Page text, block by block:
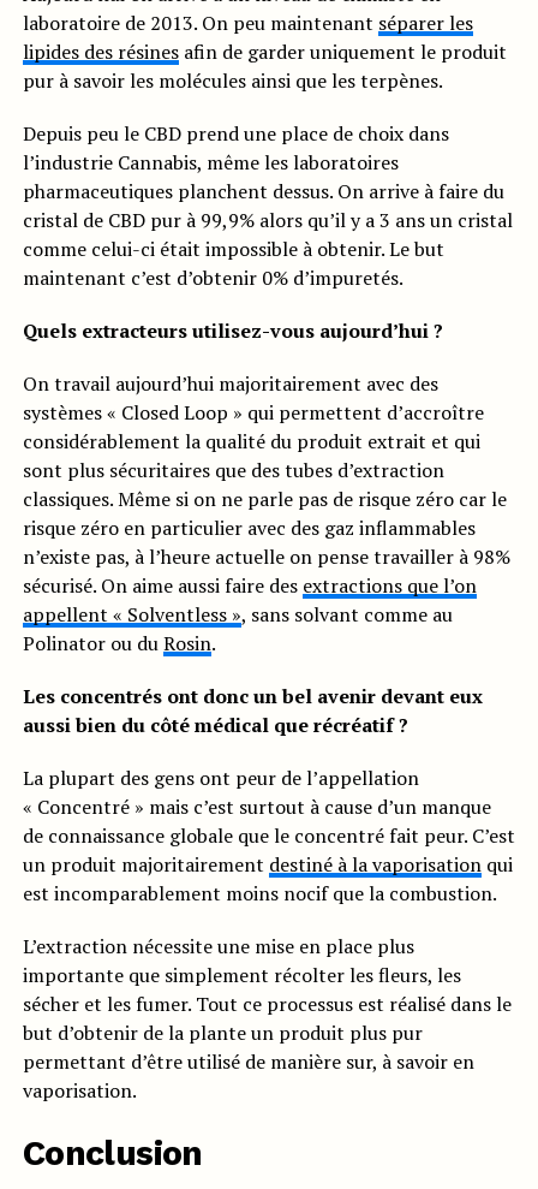
laboratoire de 2013. On peu maintenant séparer les
lipides des résinesafin de garder uniquement le produit
pur à savoir les molécules ainsi que les terpènes.
Depuis peu le CBD prend une place de choix dans
l’industrie Cannabis, même les laboratoires
pharmaceutiques planchent dessus. On arrive à faire du
cristal de CBD pur à 99,9% alors qu’il y a 3 ans un cristal
comme celui-ci était impossible à obtenir. Le but
maintenant c’est d’obtenir 0% d’impuretés.
Quels extracteurs utilisez-vous aujourd’hui ?
On travail aujourd’hui majoritairement avec des
systèmes « Closed Loop » qui permettent d’accroître
considérablement la qualité du produit extrait et qui
sont plus sécuritaires que des tubes d’extraction
classiques. Même si on ne parle pas de risque zéro car le
risque zéro en particulier avec des gaz inflammables
n’existe pas, à l’heure actuelle on pense travailler à 98%
sécurisé. On aime aussi faire des extractions que l’on
appellent « Solventless », sans solvant comme au
Polinator ou duRosin.
Les concentrés ont donc un bel avenir devant eux
aussi bien du côté médical que récréatif ?
La plupart des gens ont peur de l’appellation
« Concentré » mais c’est surtout à cause d’un manque
de connaissance globale que le concentré fait peur. C’est
un produit majoritairement destiné à la vaporisationqui
est incomparablement moins nocif que la combustion.
L’extraction nécessite une mise en place plus
importante que simplement récolter les fleurs, les
sécher et les fumer. Tout ce processus est réalisé dans le
but d’obtenir de la plante un produit plus pur
permettant d’être utilisé de manière sur, à savoir en
vaporisation.
Conclusion